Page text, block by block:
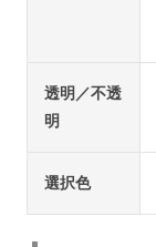
透明／不透
明
選択色